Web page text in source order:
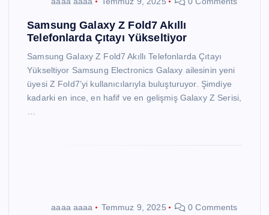
Samsung Galaxy Z Fold7 Akıllı
Telefonlarda Çıtayı Yükseltiyor
Samsung Galaxy Z Fold7 Akıllı Telefonlarda Çıtayı
Yükseltiyor Samsung Electronics Galaxy ailesinin yeni
üyesi Z Fold7’yi kullanıcılarıyla buluşturuyor. Şimdiye
kadarki en ince, en hafif ve en gelişmiş Galaxy Z Serisi,
aaaa aaaa Temmuz 9, 2025 0 Comments